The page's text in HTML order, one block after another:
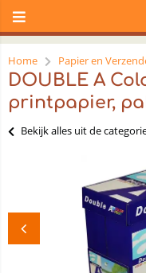
Home Papier en
DOUBLE A
printpapier,
Bekijk alles uit de